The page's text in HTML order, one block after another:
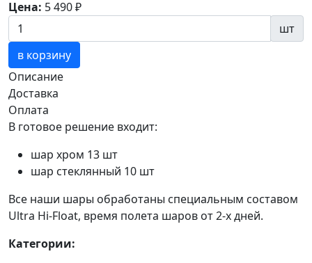
Цена: 5 490₽
шт
в корзину
Описание
Доставка
Оплата
В готовое решение входит:
шар хром 13 шт
шар стеклянный 10 шт
Все наши шары обработаны специальным составом
Ultra Hi-Float, время полета шаров от 2-х дней.
Категории: